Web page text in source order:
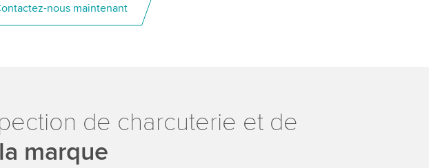
nous maintenant
de charcuterie et de
marque